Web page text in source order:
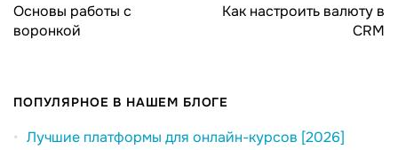
Основы работы с
воронкой
Как настроить валюту в
CRM
ПОПУЛЯРНОЕ В НАШЕМ БЛОГЕ
Лучшие платформы для онлайн-курсов [2026]